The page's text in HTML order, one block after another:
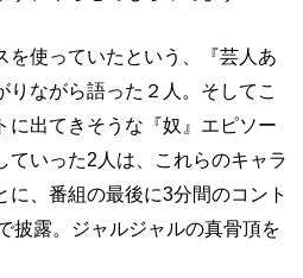
を使っていたという、『芸人あ
りながら語った２人。そしてこ
に出てきそうな『奴』エピソー
ていった2人は、これらのキャラ
、番組の最後に3分間のコント
披露。ジャルジャルの真骨頂を